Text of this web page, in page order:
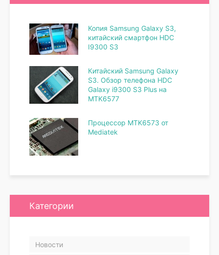
Копия Samsung Galaxy S3,
китайский смартфон HDC
I9300 S3
Китайский Samsung Galaxy
S3. Обзор телефона HDC
Galaxy i9300 S3 Plus на
MTK6577
Процессор MTK6573 от
Mediatek
Категории
Новости